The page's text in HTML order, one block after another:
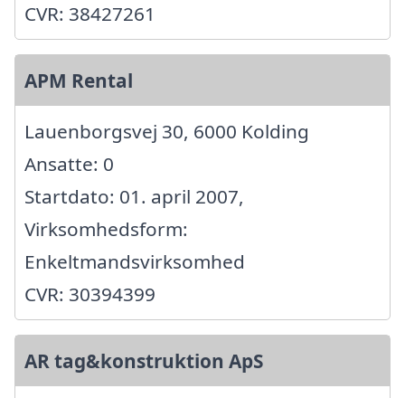
CVR: 38427261
APM Rental
Lauenborgsvej 30, 6000 Kolding
Ansatte: 0
Startdato: 01. april 2007,
Virksomhedsform:
Enkeltmandsvirksomhed
CVR: 30394399
AR tag&konstruktion ApS